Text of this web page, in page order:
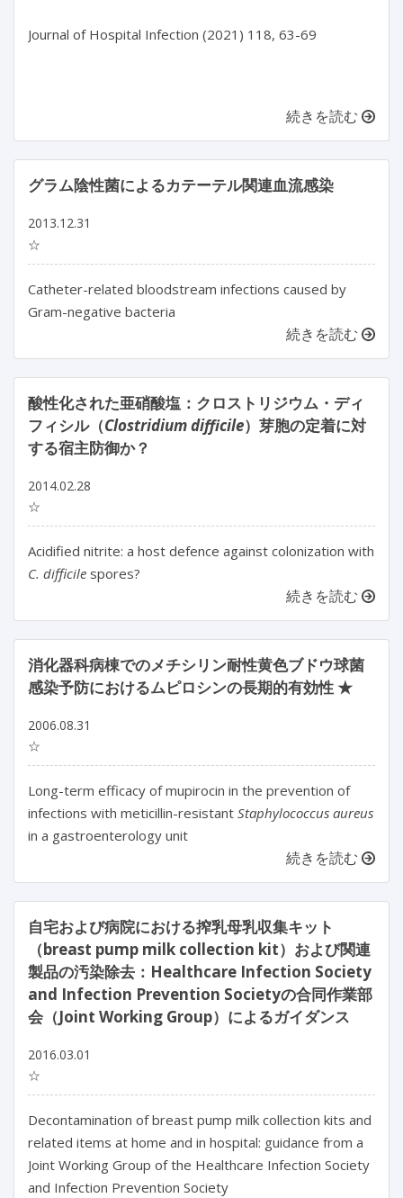
Journal of Hospital Infection (2021) 118, 63-69
続きを読む
グラム陰性菌によるカテーテル関連血流感染
2013.12.31
☆
Catheter-related bloodstream infections caused by
Gram-negative bacteria
続きを読む
酸性化された亜硝酸塩：クロストリジウム・ディ
フィシル（Clostridium difficile）芽胞の定着に対
する宿主防御か？
2014.02.28
☆
Acidified nitrite: a host defence against colonization with
C. difficile spores?
続きを読む
消化器科病棟でのメチシリン耐性黄色ブドウ球菌
感染予防におけるムピロシンの長期的有効性 ★
2006.08.31
☆
Long-term efficacy of mupirocin in the prevention of
infections with meticillin-resistant Staphylococcus aureus
in a gastroenterology unit
続きを読む
自宅および病院における搾乳母乳収集キット
（breast pump milk collection kit）および関連
製品の汚染除去：Healthcare Infection Society
and Infection Prevention Societyの合同作業部
会（Joint Working Group）によるガイダンス
2016.03.01
☆
Decontamination of breast pump milk collection kits and
related items at home and in hospital: guidance from a
Joint Working Group of the Healthcare Infection Society
and Infection Prevention Society